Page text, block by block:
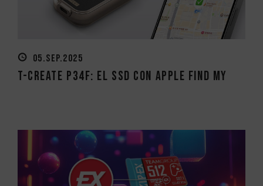
05.SEP.2025
T-CREATE P34F: El SSD con Apple Find My